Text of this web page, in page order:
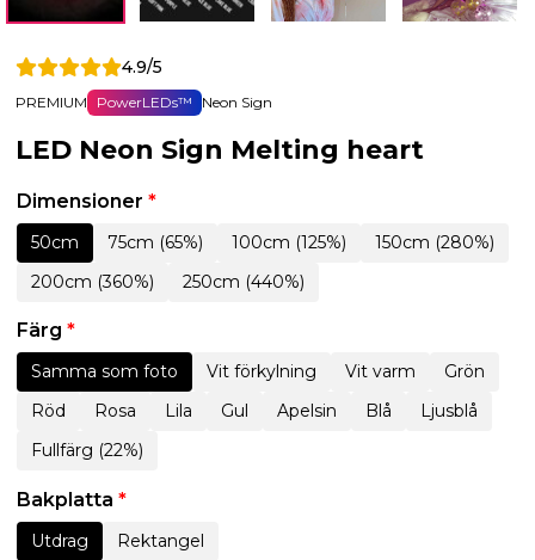
4.9/5
PREMIUM PowerLEDs™ Neon Sign
LED Neon Sign Melting heart
Dimensioner *
50cm 75cm (65%) 100cm (125%)
150cm (280%)
200cm (360%)
250cm (440%)
Färg *
Samma som foto Vit förkylning Vit varm
Grön
Röd
Rosa Lila Gul Apelsin Blå
Ljusblå
Fullfärg (22%)
Bakplatta *
Utdrag Rektangel